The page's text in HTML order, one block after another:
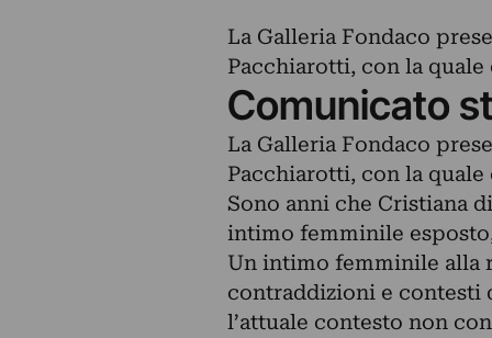
La Galleria Fondaco
Pacchiarotti, con la
Comunicato
La Galleria Fondaco
Pacchiarotti, con la
Sono anni che Cristiana
intimo femminile
Un intimo femminile alla
contraddizioni e contesti
l’attuale contesto non